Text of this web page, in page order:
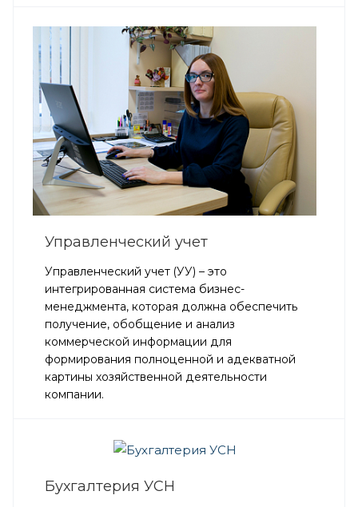
Управленческий учет
Управленческий учет (УУ) – это
интегрированная система бизнес-
менеджмента, которая должна обеспечить
получение, обобщение и анализ
коммерческой информации для
формирования полноценной и адекватной
картины хозяйственной деятельности
компании.
Бухгалтерия УСН